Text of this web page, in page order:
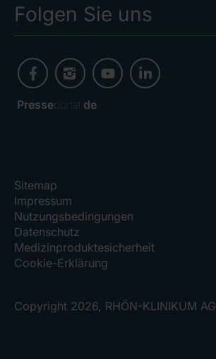
Folgen Sie uns
Presseportal. de
Sitemap
Impressum
Nutzungsbedingungen
Datenschutz
Medizinproduktesicherheit
Cookie-Erklärung
Copyright 2026, RHÖN-KLINIKUM AG